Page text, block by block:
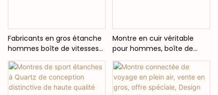
Fabricants en gros étanche
hommes boîte de vitesses
mouvement montre haut
de gamme montre à quartz
sport à la mode montre
mécanique
Montre en cuir véritable
pour hommes, boîte de
vitesses professionnelle,
creuse, classique, verre
saphir